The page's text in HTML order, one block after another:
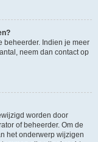
beheerder. Indien je meer
neem dan contact op
worden door
of beheerder. Om de
het onderwerp wijzigen